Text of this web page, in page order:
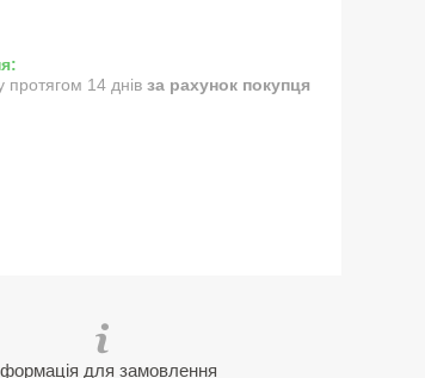
протягом 14 днів за рахунок покупця
для замовлення